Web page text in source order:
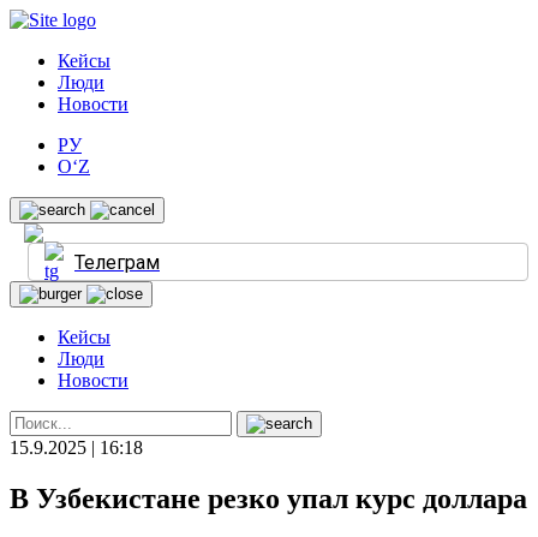
Кейсы
Люди
Новости
РУ
O‘Z
Телеграм
Кейсы
Люди
Новости
15.9.2025 | 16:18
В Узбекистане резко упал курс доллара